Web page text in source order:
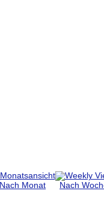
Nach Monat Nach